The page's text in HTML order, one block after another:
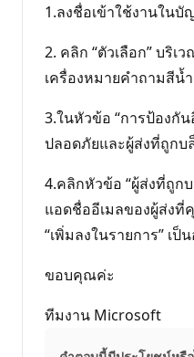
1.ลงชื่อเข้าใช้งานใน
2. คลิก “ตัวเลือก” บริ
เครื่องหมายคำถามสีน้ำ
3.ในหัวข้อ “การป้องกัน
ปลอดภัยและผู้ส่งที่ถูกบ
4.คลิกหัวข้อ “ผู้ส่งที่ถูก
แอดชื่ออีเมลของผู้ส่ง
“เพิ่มลงในรายการ” เ
ขอบคุณค่ะ
ทีมงาน Microsoft